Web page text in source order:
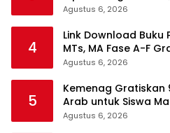
Tangan
Agustus 6, 2026
4
Link Download Buku
MTs, MA Fase A-F
Pelajaran
Agustus 6, 2026
5
Kemenag Gratiskan
Arab untuk Siswa
Agustus 6, 2026